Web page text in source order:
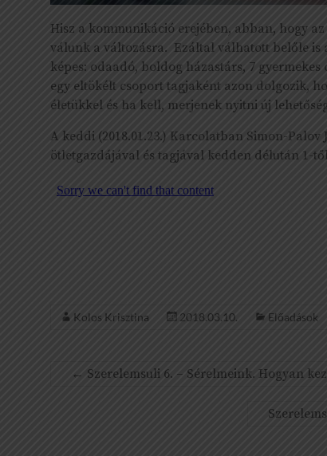
Hisz a kommunikáció erejében, abban, hogy
válunk a változásra. Ezáltal válhatott belőle
képes: odaadó, boldog házastárs, 7
egy eltökélt csoport tagjaként azon dolgozik,
életükkel és ha kell, merjenek nyitni új
A keddi (2018.01.23.) Karcolatban Simon-Palov
ötletgazdájával és tagjával kedden délután 1-
Kolos Krisztina 2018.03.10. Előadások
← Szerelemsuli 6. – Sérelmeink. Hogyan